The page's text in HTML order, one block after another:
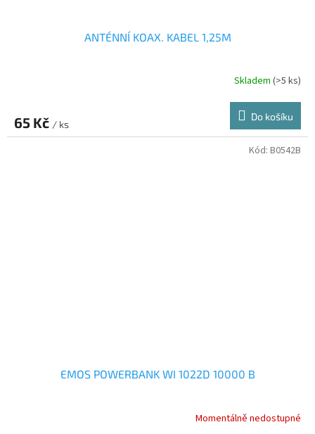
ANTÉNNÍ KOAX. KABEL 1,25M
Skladem (>5 ks)
65 Kč / ks
Do košíku
EMOS POWERBANK WI 1022D 10000 B
Momentálně nedostupné
Kód: B0542B